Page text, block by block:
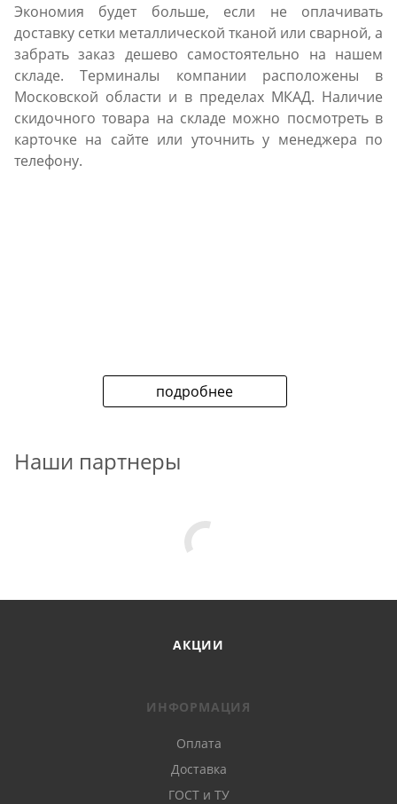
Экономия будет больше, если не оплачивать
доставку сетки металлической тканой или сварной, а
забрать заказ дешево самостоятельно на нашем
складе. Терминалы компании расположены в
Московской области и в пределах МКАД. Наличие
скидочного товара на складе можно посмотреть в
карточке на сайте или уточнить у менеджера по
телефону.
подробнее
Наши партнеры
АКЦИИ
ИНФОРМАЦИЯ
Оплата
Доставка
ГОСТ и ТУ